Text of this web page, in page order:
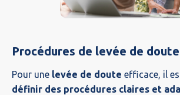
Procédures de levée de
Pour une levée de doute efficace, il
définir des procédures claires et